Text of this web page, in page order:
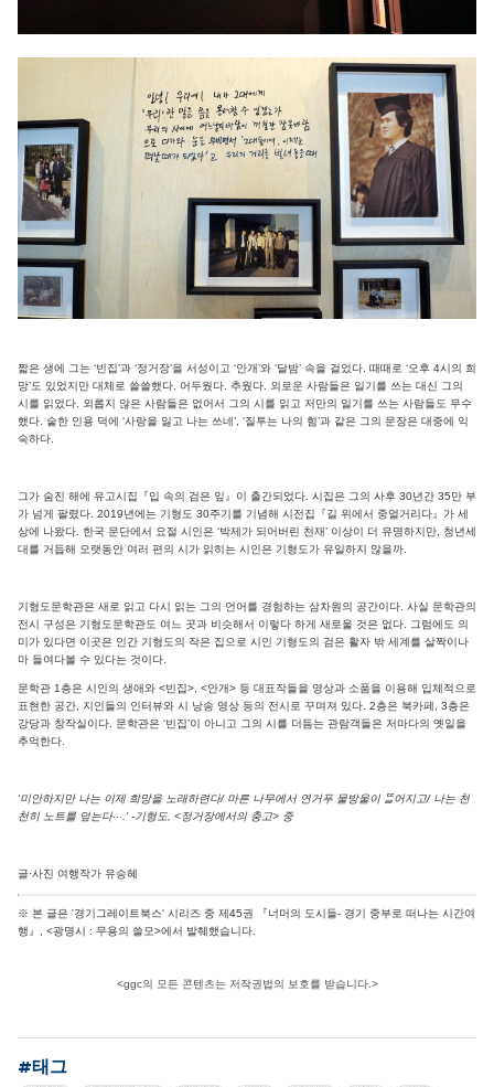
짧은 생에 그는 ‘빈집’과 ‘정거장’을 서성이고 ‘안개’와 ‘달밤’ 속을 걸었다. 때때로 ‘오후 4시의 희
망’도 있었지만 대체로 쓸쓸했다. 어두웠다. 추웠다. 외로운 사람들은 일기를 쓰는 대신 그의
시를 읽었다. 외롭지 않은 사람들은 없어서 그의 시를 읽고 저만의 일기를 쓰는 사람들도 무수
했다. 숱한 인용 덕에 ‘사랑을 잃고 나는 쓰네’, ‘질투는 나의 힘’과 같은 그의 문장은 대중에 익
숙하다.
그가 숨진 해에 유고시집『입 속의 검은 잎』이 출간되었다. 시집은 그의 사후 30년간 35만 부
가 넘게 팔렸다. 2019년에는 기형도 30주기를 기념해 시전집『길 위에서 중얼거리다』가 세
상에 나왔다. 한국 문단에서 요절 시인은 ‘박제가 되어버린 천재’ 이상이 더 유명하지만, 청년세
대를 거듭해 오랫동안 여러 편의 시가 읽히는 시인은 기형도가 유일하지 않을까.
기형도문학관은 새로 읽고 다시 읽는 그의 언어를 경험하는 삼차원의 공간이다. 사실 문학관의
전시 구성은 기형도문학관도 여느 곳과 비슷해서 이렇다 하게 새로울 것은 없다. 그럼에도 의
미가 있다면 이곳은 인간 기형도의 작은 집으로 시인 기형도의 검은 활자 밖 세계를 살짝이나
마 들여다볼 수 있다는 것이다.
문학관 1층은 시인의 생애와 <빈집>, <안개> 등 대표작들을 영상과 소품을 이용해 입체적으로
표현한 공간, 지인들의 인터뷰와 시 낭송 영상 등의 전시로 꾸며져 있다. 2층은 북카페, 3층은
강당과 창작실이다. 문학관은 ‘빈집’이 아니고 그의 시를 더듬는 관람객들은 저마다의 옛일을
추억한다.
‘미안하지만 나는 이제 희망을 노래하련다/ 마른 나무에서 연거푸 물방울이 ᄄᅠᆯ어지고/ 나는 천
천히 노트를 덮는다···.’ -기형도, <정거장에서의 충고> 중
글·사진 여행작가 유승혜
※ 본 글은 '경기그레이트북스' 시리즈 중 제45권 『너머의 도시들- 경기 중부로 떠나는 시간여
행』, <광명시 : 무용의 쓸모>에서 발췌했습니다.
<ggc의 모든 콘텐츠는 저작권법의 보호를 받습니다.>
#태그